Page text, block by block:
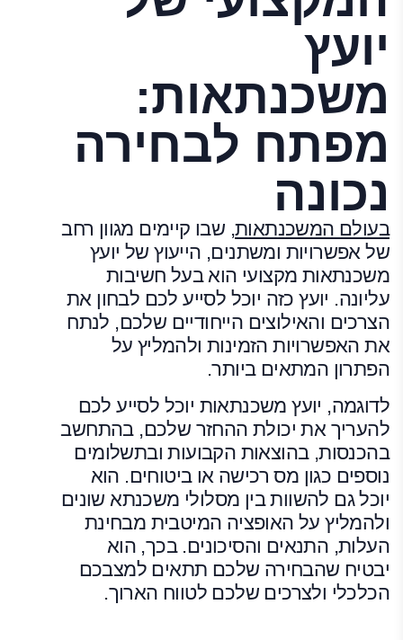
יועץ
משכנתאות:
מפתח לבחירה
נכונה
בעולם המשכנתאות, שבו קיימים מגוון רחב
של אפשרויות ומשתנים, הייעוץ של יועץ
משכנתאות מקצועי הוא בעל חשיבות
עליונה. יועץ כזה יוכל לסייע לכם לבחון את
הצרכים והאילוצים הייחודיים שלכם, לנתח
את האפשרויות הזמינות ולהמליץ על
הפתרון המתאים ביותר.
לדוגמה, יועץ משכנתאות יוכל לסייע לכם
להעריך את יכולת ההחזר שלכם, בהתחשב
בהכנסות, בהוצאות הקבועות ובתשלומים
נוספים כגון מס רכישה או ביטוחים. הוא
יוכל גם להשוות בין מסלולי משכנתא שונים
ולהמליץ על האופציה המיטבית מבחינת
העלות, התנאים והסיכונים. בכך, הוא
יבטיח שהבחירה שלכם תתאים למצבכם
הכלכלי ולצרכים שלכם לטווח הארוך.